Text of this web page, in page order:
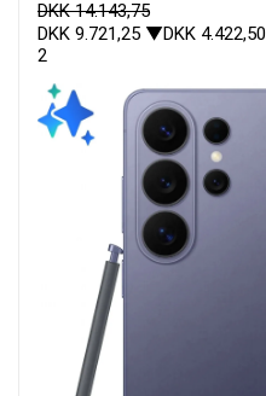
DKK 14.143,75
DKK 9.721,25 ▼DKK 4.422,50
2